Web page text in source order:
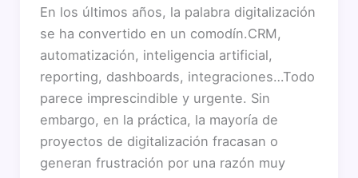
En los últimos años, la palabra digitalización
se ha convertido en un comodín.CRM,
automatización, inteligencia artificial,
reporting, dashboards, integraciones…Todo
parece imprescindible y urgente. Sin
embargo, en la práctica, la mayoría de
proyectos de digitalización fracasan o
generan frustración por una razón muy